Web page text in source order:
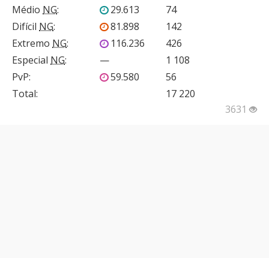
Médio NG: 29.613
74
Difícil NG: 81.898
142
Extremo NG: 116.236
426
Especial NG: —
1 108
PvP: 59.580
56
Total:
17 220
3631